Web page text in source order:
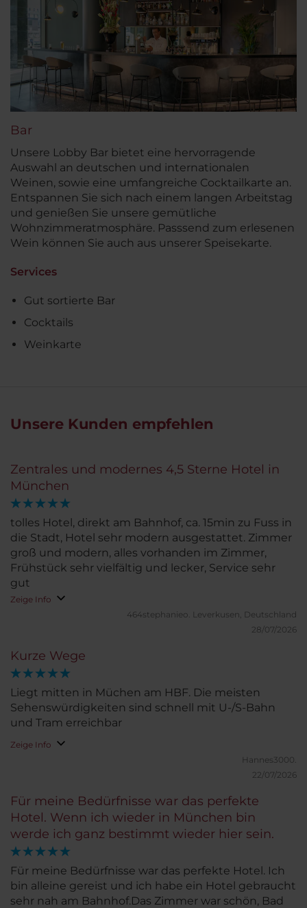
Bar
Unsere Lobby Bar bietet eine hervorragende
Auswahl an deutschen und internationalen
Weinen, sowie eine umfangreiche Cocktailkarte an.
Entspannen Sie sich nach einem langen Arbeitstag
und genießen Sie unsere gemütliche
Wohnzimmeratmosphäre. Passsend zum erlesenen
Wein können Sie auch aus unserer Speisekarte.
Services
Gut sortierte Bar
Cocktails
Weinkarte
Unsere Kunden empfehlen
Zentrales und modernes 4,5 Sterne Hotel in
München
tolles Hotel, direkt am Bahnhof, ca. 15min zu Fuss in
die Stadt, Hotel sehr modern ausgestattet. Zimmer
groß und modern, alles vorhanden im Zimmer,
Frühstück sehr vielfältig und lecker, Service sehr
gut
Zeige Info
464stephanieo.
Leverkusen, Deutschland
28/07/2026
Kurze Wege
Liegt mitten in Müchen am HBF. Die meisten
Sehenswürdigkeiten sind schnell mit U-/S-Bahn
und Tram erreichbar
Zeige Info
Hannes3000.
22/07/2026
Für meine Bedürfnisse war das perfekte
Hotel. Wenn ich wieder in München bin
werde ich ganz bestimmt wieder hier sein.
Für meine Bedürfnisse war das perfekte Hotel. Ich
bin alleine gereist und ich habe ein Hotel gebraucht
sehr nah am Bahnhof.Das Zimmer war schön, Bad